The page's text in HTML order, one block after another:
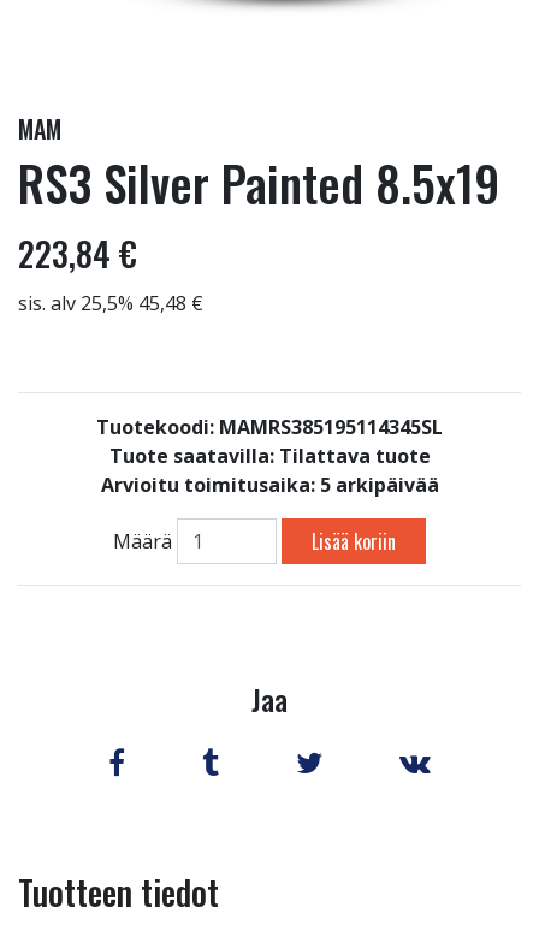
MAM
RS3 Silver Painted 8.5x19
223,84 €
sis. alv 25,5% 45,48 €
Tuotekoodi: MAMRS385195114345SL
Tuote saatavilla: Tilattava tuote
Arvioitu toimitusaika: 5 arkipäivää
Määrä Lisää koriin
Jaa
Tuotteen tiedot